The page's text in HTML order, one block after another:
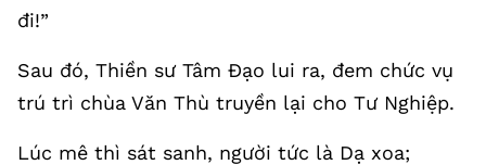
đi!”
Sau đó, Thiền sư Tâm Đạo lui ra, đem chức vụ
trú trì chùa Văn Thù truyền lại cho Tư Nghiệp.
Lúc mê thì sát sanh, người tức là Dạ xoa;